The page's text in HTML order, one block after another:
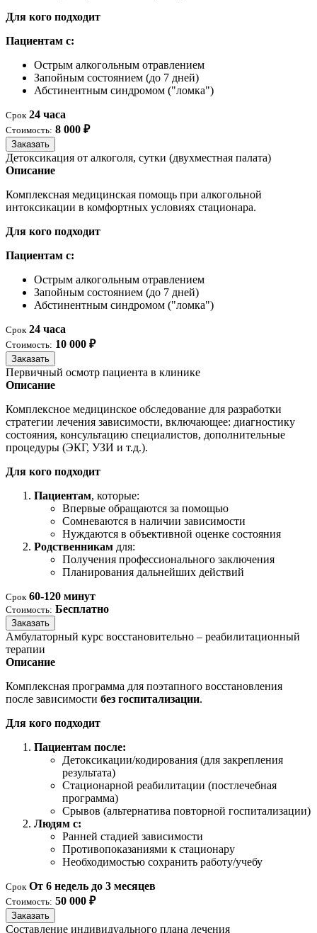
Для кого подходит
Пациентам с:
Острым алкогольным отравлением
Запойным состоянием (до 7 дней)
Абстинентным синдромом ("ломка")
Срок 24 часа
Стоимость: 8 000 ₽
Заказать
Детоксикация от алкоголя, сутки (двухместная палата)
Описание
Комплексная медицинская помощь при алкогольной
интоксикации в комфортных условиях стационара.
Для кого подходит
Пациентам с:
Острым алкогольным отравлением
Запойным состоянием (до 7 дней)
Абстинентным синдромом ("ломка")
Срок 24 часа
Стоимость: 10 000 ₽
Заказать
Первичный осмотр пациента в клинике
Описание
Комплексное медицинское обследование для разработки
стратегии лечения зависимости, включающее: диагностику
состояния, консультацию специалистов, дополнительные
процедуры (ЭКГ, УЗИ и т.д.).
Для кого подходит
Пациентам, которые:
Впервые обращаются за помощью
Сомневаются в наличии зависимости
Нуждаются в объективной оценке состояния
Родственникам для:
Получения профессионального заключения
Планирования дальнейших действий
Срок 60-120 минут
Стоимость: Бесплатно
Заказать
Амбулаторный курс восстановительно – реабилитационный
терапии
Описание
Комплексная программа для поэтапного восстановления
после зависимости без госпитализации.
Для кого подходит
Пациентам после:
Детоксикации/кодирования (для закрепления
результата)
Стационарной реабилитации (постлечебная
программа)
Срывов (альтернатива повторной госпитализации)
Людям с:
Ранней стадией зависимости
Противопоказаниями к стационару
Необходимостью сохранить работу/учебу
Срок От 6 недель до 3 месяцев
Стоимость: 50 000 ₽
Заказать
Составление индивидуального плана лечения